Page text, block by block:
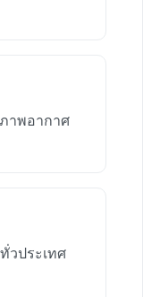
าพอากาศ
วประเทศ